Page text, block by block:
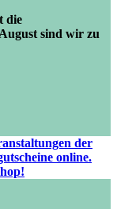
die
sind wir zu
der
online.